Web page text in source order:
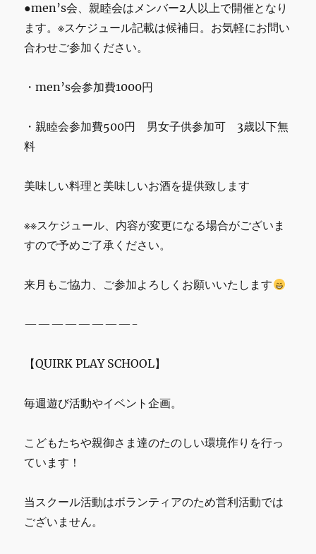
●men’s会、親睦会はメンバー2人以上で開催となり
ます。※スケジュール記載は候補日。お気軽にお問い
合わせご参加ください。
・men’s会参加費1000円
・親睦会参加費500円 男女子供参加可 3歳以下無
料
美味しい料理と美味しいお酒を提供致します
※※スケジュール、内容が変更になる場合がございま
すので予めご了承ください。
来月もご協力、ご参加よろしくお願いいたします
————————-
【QUIRK PLAY SCHOOL】
毎週遊び活動やイベント企画。
こどもたちや親御さま達のたのしい環境作りを行っ
ています！
当スクール活動はボランティアのため営利活動では
ございません。